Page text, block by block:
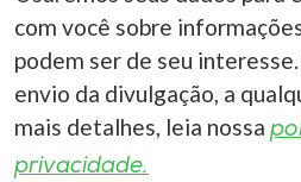
com você sobre
podem ser de seu
envio da divulgação, a
mais detalhes, leia nossa
privacidade.